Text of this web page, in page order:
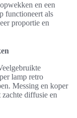
en een
functioneert als
proportie en
lamp retro
Messing en koper
zachte diffusie en